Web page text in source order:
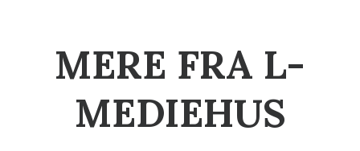
MERE FRA L-
MEDIEHUS